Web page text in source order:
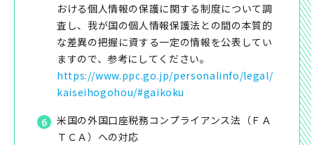
おける個人情報の保護に関する制度について調
査し、我が国の個人情報保護法との間の本質的
な差異の把握に資する一定の情報を公表してい
ますので、参考にしてください。
https://www.ppc.go.jp/personalinfo/legal/
kaiseihogohou/#gaikoku
米国の外国口座税務コンプライアンス法（ＦＡ
ＴＣＡ）への対応